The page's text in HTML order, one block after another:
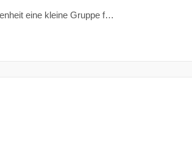
eine kleine Gruppe f…